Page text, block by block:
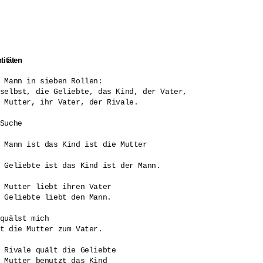
Mann in sieben Rollen:
die Geliebte, das Kind, der Vater,
Mutter, ihr Vater, der Rivale.
Mann ist das Kind ist die Mutter
Geliebte ist das Kind ist der Mann.
Mutter liebt ihren Vater
Geliebte liebt den Mann.
mich
die Mutter zum Vater.
Rivale quält die Geliebte
Mutter benutzt das Kind